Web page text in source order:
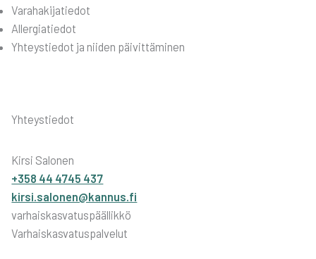
Vara­ha­ki­ja­tie­dot
Aller­gia­tie­dot
Yhteys­tie­dot ja nii­den päi­vit­tä­mi­nen
Yhteystiedot
Kirsi Salonen
+358 44 4745 437
kirsi.salonen@kannus.fi
varhaiskasvatuspäällikkö
Varhaiskasvatuspalvelut